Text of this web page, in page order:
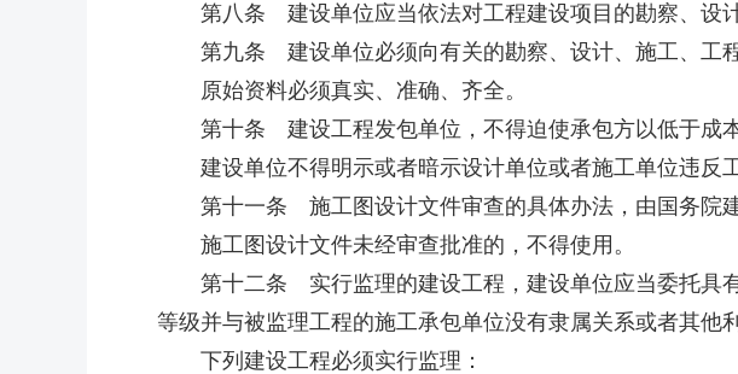
第八条 建设单位应当依法对工程建设项目的勘察、设计
第九条 建设单位必须向有关的勘察、设计、施工、工程
原始资料必须真实、准确、齐全。
第十条 建设工程发包单位，不得迫使承包方以低于成本
建设单位不得明示或者暗示设计单位或者施工单位违反工
第十一条 施工图设计文件审查的具体办法，由国务院建
施工图设计文件未经审查批准的，不得使用。
第十二条 实行监理的建设工程，建设单位应当委托具有
等级并与被监理工程的施工承包单位没有隶属关系或者其他
下列建设工程必须实行监理：